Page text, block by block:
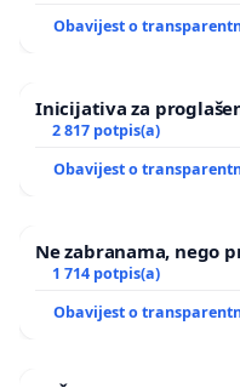
Obavijest o
Inicijativa za
2 817 potpis(a)
Obavijest o
Ne zabranama, nego
1 714 potpis(a)
Obavijest o